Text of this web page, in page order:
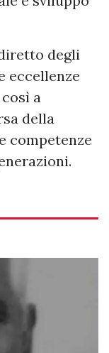
degli
eccellenze
a
della
competenze